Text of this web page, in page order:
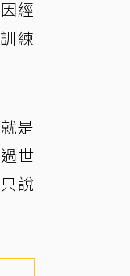
經
練
是
世
說